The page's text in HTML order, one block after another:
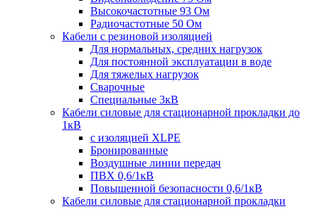
Высокочастотные 93 Ом
Радиочастотные 50 Ом
Кабели с резиновой изоляцией
Для нормальных, средних нагрузок
Для постоянной эксплуатации в воде
Для тяжелых нагрузок
Сварочные
Специальные 3кВ
Кабели силовые для стационарной прокладки до
1кВ
c изоляцией XLPE
Бронированные
Воздушные линии передач
ПВХ 0,6/1кВ
Повышенной безопасности 0,6/1кВ
Кабели силовые для стационарной прокладки